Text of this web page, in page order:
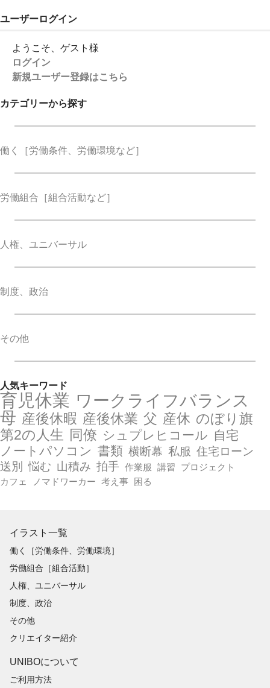
ユーザーログイン
ようこそ、ゲスト様
ログイン
新規ユーザー登録はこちら
カテゴリーから探す
働く ［労働条件、労働環境など］
労働組合 ［組合活動など］
人権、ユニバーサル
制度、政治
その他
人気キーワード
育児休業 ワークライフバランス
母 産後休暇 産後休業 父 産休 のぼり旗
第2の人生 同僚 シュプレヒコール 自宅
ノートパソコン 書類 横断幕 私服 住宅ローン
送別
悩む 山積み 拍手 作業服 講習
プロジェクト
カフェ
ノマドワーカー 考え事 困る
イラスト一覧
働く［労働条件、労働環境］
労働組合［組合活動］
人権、ユニバーサル
制度、政治
その他
クリエイター紹介
UNIBOについて
ご利用方法